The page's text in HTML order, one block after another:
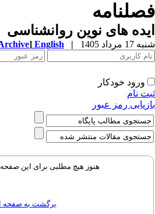
های نوین روانشناسی
1405
|
English
[Archive]
ورود خودکار
نام
رمز عبور
هنوز هیچ مطلبی برای این صفحه
برگشت به صفحه